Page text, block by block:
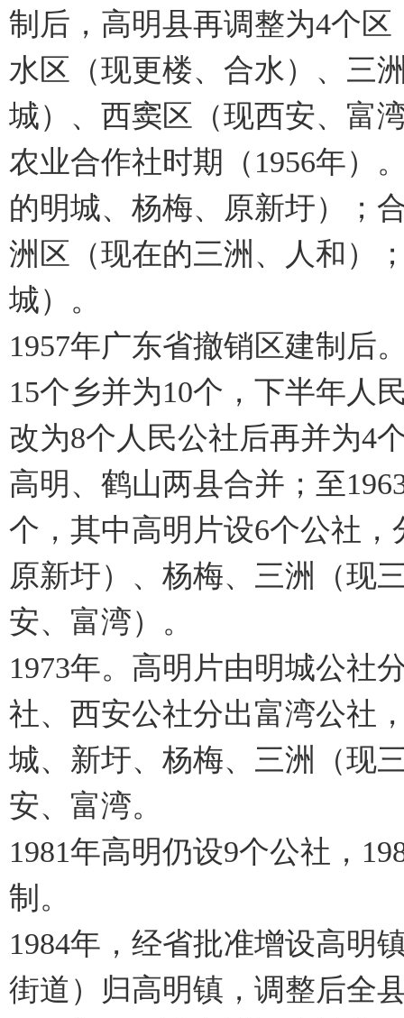
制后，高明县再调整为4个
水区（现更楼、合水）、三
城）、西窦区（现西安、富
农业合作社时期（1956年）
的明城、杨梅、原新圩）；
洲区（现在的三洲、人和）
城）。
1957年广东省撤销区建制后
15个乡并为10个，下半年人
改为8个人民公社后再并为4
高明、鹤山两县合并；至
个，其中高明片设6个公社
原新圩）、杨梅、三洲（现
安、富湾）。
1973年。高明片由明城公社
社、西安公社分出富湾公社
城、新圩、杨梅、三洲（现
安、富湾。
1981年高明仍设9个公社，
制。
1984年，经省批准增设高明
街道）归高明镇，调整后全